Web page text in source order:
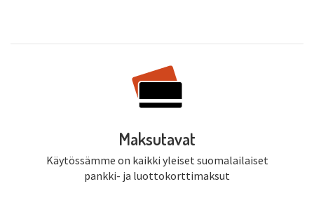
Maksutavat
Käytössämme on kaikki yleiset suomalailaiset
pankki- ja luottokorttimaksut